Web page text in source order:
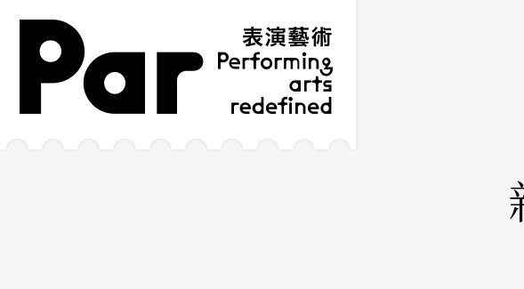
跳到主要內容區塊
網站導覽